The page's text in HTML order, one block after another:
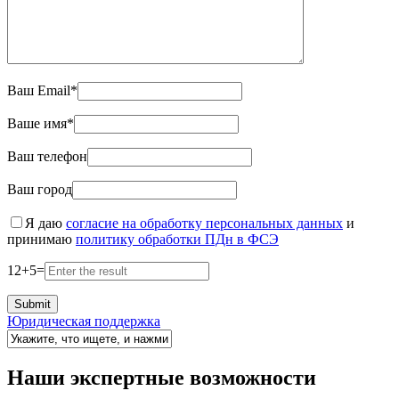
Ваш Email*
Ваше имя*
Ваш телефон
Ваш город
Я даю согласие на обработку персональных данных и
принимаю политику обработки ПДн в ФСЭ
12+5=
Юридическая поддержка
Наши экспертные возможности